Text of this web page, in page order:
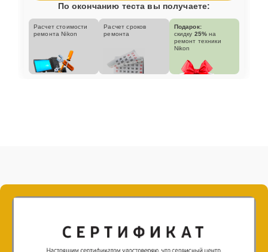
По окончанию теста вы получаете:
Расчет стоимости
ремонта Nikon
Расчет сроков
ремонта
Подарок:
скидку 25% на
ремонт техники
Nikon